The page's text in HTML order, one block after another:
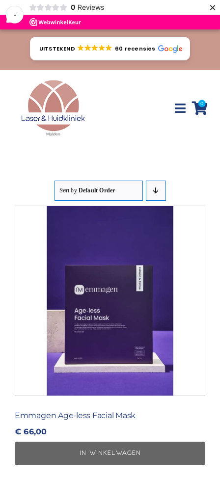
-
0 Reviews ×
UITSTEKEND 60 recensies
Toggle
Afspraak maken
0
Sort by Default Order
Emmagen Age-less Facial Mask
€ 66,00
IN WINKELWAGEN